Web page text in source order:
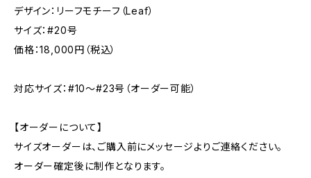
デザイン：リーフモチーフ（Leaf）
サイズ：#20号
価格：18,000円（税込）
対応サイズ：#10〜#23号（オーダー可能）
【オーダーについて】
サイズオーダーは、ご購入前にメッセージよりご連絡ください。
オーダー確定後に制作となります。